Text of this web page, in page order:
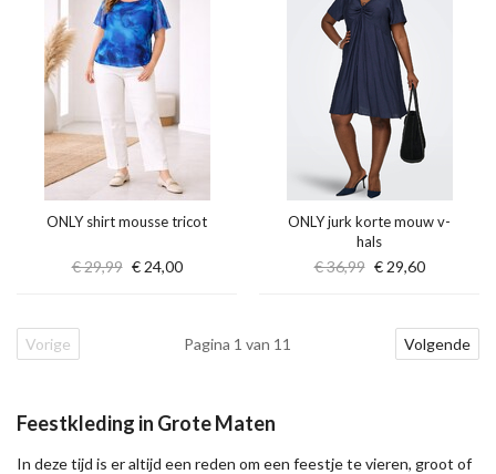
ONLY shirt mousse tricot
€ 29,99 € 24,00
ONLY jurk korte mouw v-
hals
€ 36,99 € 29,60
Vorige Pagina 1 van 11 Volgende
Feestkleding in Grote Maten
In deze tijd is er altijd een reden om een feestje te vieren, groot of